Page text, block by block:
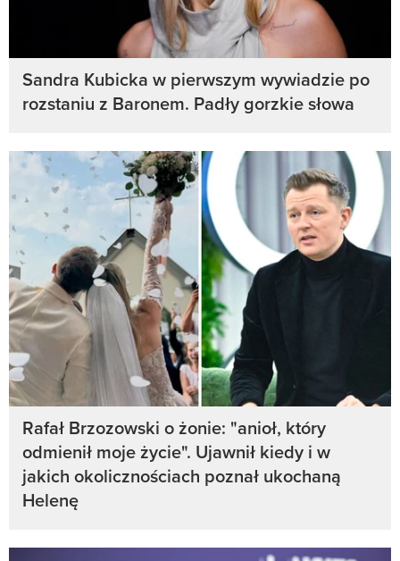
Sandra Kubicka w pierwszym wywiadzie po
rozstaniu z Baronem. Padły gorzkie słowa
Rafał Brzozowski o żonie: "anioł, który
odmienił moje życie". Ujawnił kiedy i w
jakich okolicznościach poznał ukochaną
Helenę